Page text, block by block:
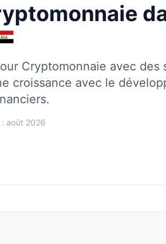
Cryptomonnaie avec des
croissance avec le
: août 2026